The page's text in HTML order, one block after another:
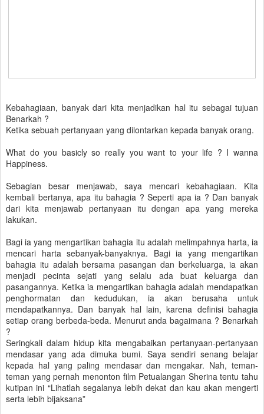
Kebahagiaan, banyak dari kita menjadikan hal itu sebagai tujuan
Benarkah ?
Ketika sebuah pertanyaan yang dilontarkan kepada banyak orang.
What do you basicly so really you want to your life ? I wanna
Happiness.
Sebagian besar menjawab, saya mencari kebahagiaan. Kita
kembali bertanya, apa itu bahagia ? Seperti apa ia ? Dan banyak
dari kita menjawab pertanyaan itu dengan apa yang mereka
lakukan.
Bagi ia yang mengartikan bahagia itu adalah melimpahnya harta, ia
mencari harta sebanyak-banyaknya. Bagi ia yang mengartikan
bahagia itu adalah bersama pasangan dan berkeluarga, ia akan
menjadi pecinta sejati yang selalu ada buat keluarga dan
pasangannya. Ketika ia mengartikan bahagia adalah mendapatkan
penghormatan dan kedudukan, ia akan berusaha untuk
mendapatkannya. Dan banyak hal lain, karena definisi bahagia
setiap orang berbeda-beda. Menurut anda bagaimana ? Benarkah
?
Seringkali dalam hidup kita mengabaikan pertanyaan-pertanyaan
mendasar yang ada dimuka bumi. Saya sendiri senang belajar
kepada hal yang paling mendasar dan mengakar. Nah, teman-
teman yang pernah menonton film Petualangan Sherina tentu tahu
kutipan ini “Lihatlah segalanya lebih dekat dan kau akan mengerti
serta lebih bijaksana”